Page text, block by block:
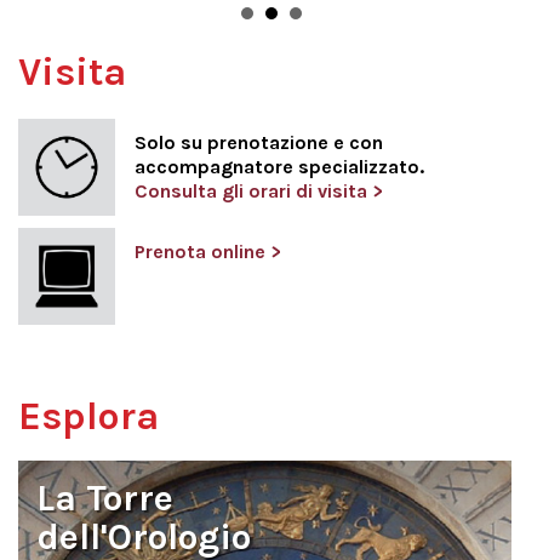
Visita
Solo su prenotazione e con
accompagnatore specializzato.
Consulta gli orari di visita >
Prenota online >
Esplora
La Torre
dell'Orologio